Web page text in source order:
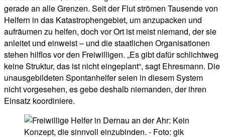
gerade an alle Grenzen. Seit der Flut strömen Tausende von
Helfern in das Katastrophengebiet, um anzupacken und
aufräumen zu helfen, doch vor Ort ist meist niemand, der sie
anleitet und einweist – und die staatlichen Organisationen
stehen hilflos vor den Freiwilligen. „Es gibt dafür schlichtweg
keine Struktur, das ist nicht eingeplant“, sagt Ehresmann. Die
unausgebildeten Spontanhelfer seien in diesem System
nicht vorgesehen, es gebe deshalb niemanden, der ihren
Einsatz koordiniere.